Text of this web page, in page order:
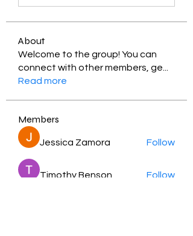
About
Welcome to the group! You can
connect with other members, ge
Read more
Members
Jessica Zamora Follow
Timothy Benson Follow